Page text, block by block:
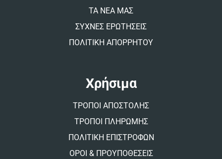
ΤΑ ΝΕΑ ΜΑΣ
ΣΥΧΝΕΣ ΕΡΩΤΗΣΕΙΣ
ΠΟΛΙΤΙΚΗ ΑΠΟΡΡΗΤΟΥ
Χρήσιμα
ΤΡΟΠΟΙ ΑΠΟΣΤΟΛΗΣ
ΤΡΟΠΟΙ ΠΛΗΡΩΜΗΣ
ΠΟΛΙΤΙΚΗ ΕΠΙΣΤΡΟΦΩΝ
ΟΡΟΙ & ΠΡΟΥΠΟΘΕΣΕΙΣ